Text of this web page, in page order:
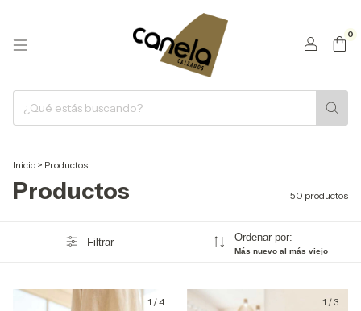
0
Inicio > Productos
Productos 50 productos
Filtrar Ordenar por:
Más nuevo al más viejo
1 /4 1 /3